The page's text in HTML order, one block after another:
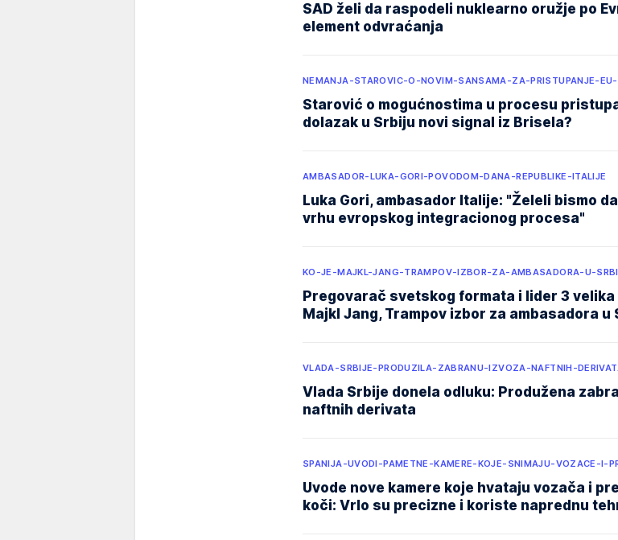
SAD želi da raspodeli nuklearno oružje po
element odvraćanja
NEMANJA-STAROVIC-O-NOVIM-SANSAMA-ZA-PRISTUPANJE-
Starović o mogućnostima u procesu
dolazak u Srbiju novi signal iz Brisela?
AMBASADOR-LUKA-GORI-POVODOM-DANA-REPUBLIKE-ITALIJE
Luka Gori, ambasador Italije: "Želeli bismo
vrhu evropskog integracionog procesa"
KO-JE-MAJKL-JANG-TRAMPOV-IZBOR-ZA-AMBASADORA-U-
Pregovarač svetskog formata i lider 3
Majkl Jang, Trampov izbor za ambasadora u
VLADA-SRBIJE-PRODUZILA-ZABRANU-IZVOZA-NAFTNIH-
Vlada Srbije donela odluku: Produžena
naftnih derivata
SPANIJA-UVODI-PAMETNE-KAMERE-KOJE-SNIMAJU-VOZACE-I-
Uvode nove kamere koje hvataju vozača i
koči: Vrlo su precizne i koriste naprednu